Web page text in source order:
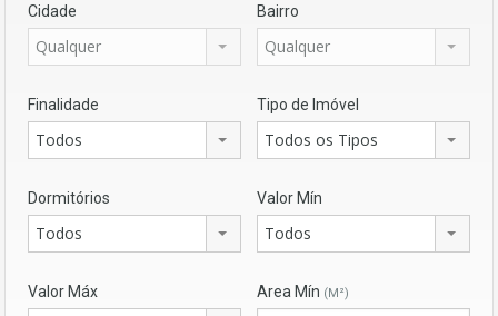
Cidade
Qualquer
Bairro
Qualquer
Finalidade
Todos
Tipo de Imóvel
Todos os Tipos
Dormitórios
Todos
Valor Mín
Todos
Valor Máx Area Mín (M²)